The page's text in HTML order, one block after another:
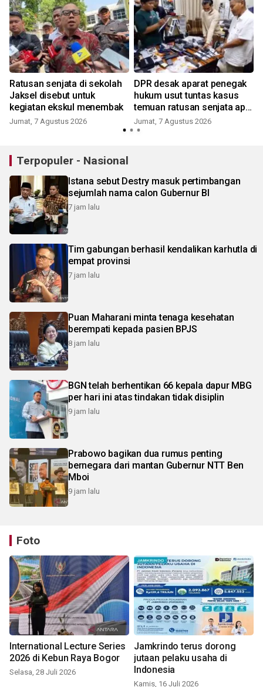
Ratusan senjata di sekolah
Jaksel disebut untuk
kegiatan ekskul menembak
Jumat, 7 Agustus 2026
DPR desak aparat penegak
hukum usut tuntas kasus
temuan ratusan senjata api
di sekolah
Jumat, 7 Agustus 2026
Terpopuler - Nasional
Istana sebut Destry masuk pertimbangan
sejumlah nama calon Gubernur BI
7 jam lalu
Tim gabungan berhasil kendalikan karhutla di
empat provinsi
7 jam lalu
Puan Maharani minta tenaga kesehatan
berempati kepada pasien BPJS
8 jam lalu
BGN telah berhentikan 66 kepala dapur MBG
per hari ini atas tindakan tidak disiplin
9 jam lalu
Prabowo bagikan dua rumus penting
bernegara dari mantan Gubernur NTT Ben
Mboi
9 jam lalu
Foto
International Lecture Series
2026 di Kebun Raya Bogor
Selasa, 28 Juli 2026
Jamkrindo terus dorong
jutaan pelaku usaha di
Indonesia
Kamis, 16 Juli 2026